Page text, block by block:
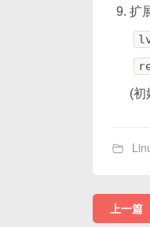
扩
(初
上一篇